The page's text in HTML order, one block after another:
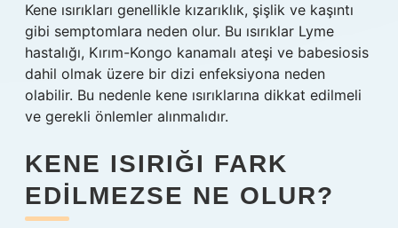
Kene ısırıkları genellikle kızarıklık, şişlik ve kaşıntı
gibi semptomlara neden olur. Bu ısırıklar Lyme
hastalığı, Kırım-Kongo kanamalı ateşi ve babesiosis
dahil olmak üzere bir dizi enfeksiyona neden
olabilir. Bu nedenle kene ısırıklarına dikkat edilmeli
ve gerekli önlemler alınmalıdır.
KENE ISIRIĞI FARK
EDILMEZSE NE OLUR?